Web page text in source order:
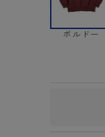
ボルドー